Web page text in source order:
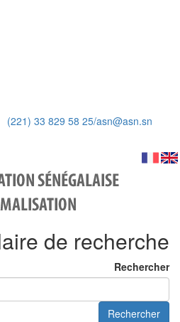
33 829 58 25/asn@asn.sn
de recherche
Rechercher
Rechercher